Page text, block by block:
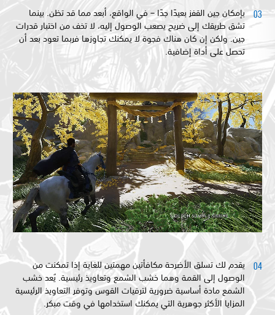
بإمكان جين القفز بعيدًا جدًا – في الواقع، أبعد مما قد تظن. بينما
تشق طريقك إلى ضريح يصعب الوصول إليه، لا تخف من اختبار قدرات
جين. ولكن إن كان هناك فجوة لا يمكنك تجاوزها فربما تعود بعد أن
تحصل على أداة إضافية.
يقدم لك تسلق الأضرحة مكافأتين مهمتين للغاية إذا تمكنت من
الوصول إلى القمة وهما خشب الشمع وتعاويذ رئيسية. يُعد خشب
الشمع مادة أساسية ضرورية لترقيات القوس وتوفر التعاويذ الرئيسية
المزايا الأكثر جوهرية التي يمكنك استخدامها في وقت مبكر.